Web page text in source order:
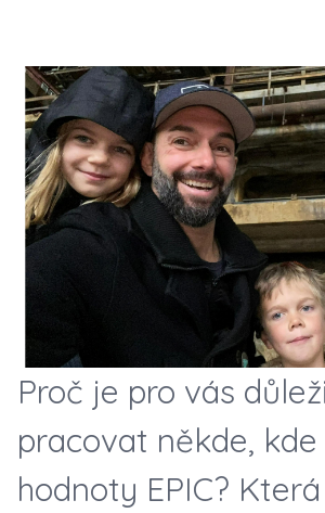
Proč je pro vás
pracovat někde,
hodnoty EPIC?